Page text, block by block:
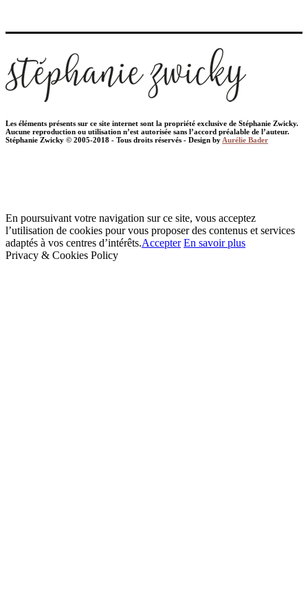
Les éléments présents sur ce site internet sont la propriété exclusive de Stéphanie Zwicky.
Aucune reproduction ou utilisation n’est autorisée sans l’accord préalable de l’auteur.
Stéphanie Zwicky © 2005-2018 - Tous droits réservés - Design by Aurélie Bader
En poursuivant votre navigation sur ce site, vous acceptez
l’utilisation de cookies pour vous proposer des contenus et services
adaptés à vos centres d’intérêts.Accepter En savoir plus
Privacy & Cookies Policy